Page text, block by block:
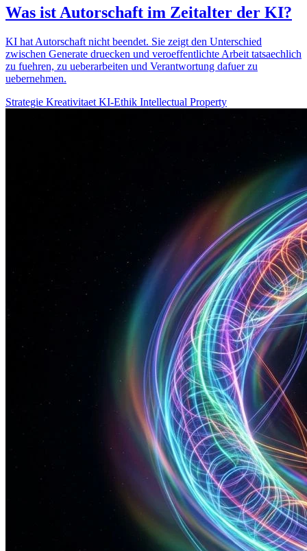
Was ist Autorschaft im Zeitalter der KI?
KI hat Autorschaft nicht beendet. Sie zeigt den Unterschied
zwischen Generate druecken und veroeffentlichte Arbeit tatsaechlich
zu fuehren, zu ueberarbeiten und Verantwortung dafuer zu
uebernehmen.
Strategie Kreativitaet KI-Ethik Intellectual Property